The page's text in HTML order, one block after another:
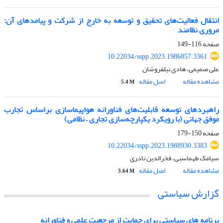
انتقال فعالیت‌های تحقیق و توسعه به خارج از شرکت و پیامد‌های آن:
مروری نظامند
صفحه116-149
10.22034/sspp.2023.1986857.3361
علی صمیمی، هادی نیلفروشان
مشاهده مقاله
اصل مقاله 5.4 M
راهبردهای توسعه قابلیت‌های فناورانه هواپیماسازی براساس تجارب
موفق جهانی (با رویکرد یکپارچه‌سازی تجاری – نظامی)
صفحه150-179
10.22034/sspp.2023.1988930.3383
سیامک طهماسبی، فخرالدین نادری
مشاهده مقاله
اصل مقاله 3.64 M
گزارش سیاستی